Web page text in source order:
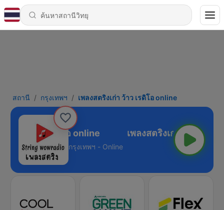
สถานี กรุงเทพฯ เพลงสตริงเก่า ว้าว เรดิโอ online
งเก่า ว้าว เรดิโอ online
กรุงเทพฯ - Online